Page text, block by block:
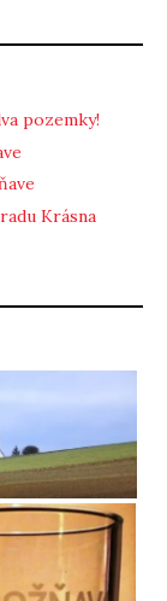
pozemky!
Krásna